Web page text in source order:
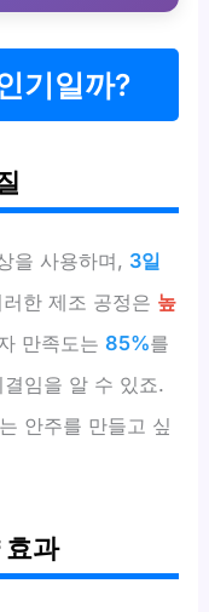
기일까?
을 사용하며, 3일
한 제조 공정은 높
만족도는85%를
임을 알 수 있죠.
안주를 만들고 싶
효과